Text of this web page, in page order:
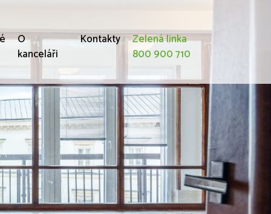
O
kanceláři
Kontakty
Zelená linka
800 900 710